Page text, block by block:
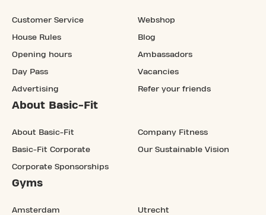
Customer Service
House Rules
Opening hours
Day Pass
Advertising
Webshop
Blog
Ambassadors
Vacancies
Refer your friends
About Basic-Fit
About Basic-Fit
Basic-Fit Corporate
Corporate Sponsorships
Company Fitness
Our Sustainable Vision
Gyms
Amsterdam Utrecht